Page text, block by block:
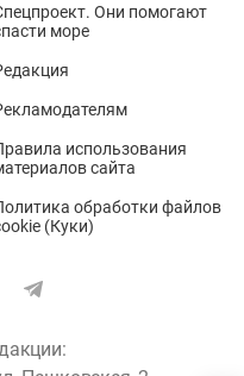
Они помогают
море
использования
сайта
обработки файлов
(Куки)